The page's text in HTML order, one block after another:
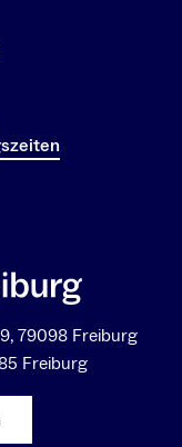
79098 Freiburg
Freiburg